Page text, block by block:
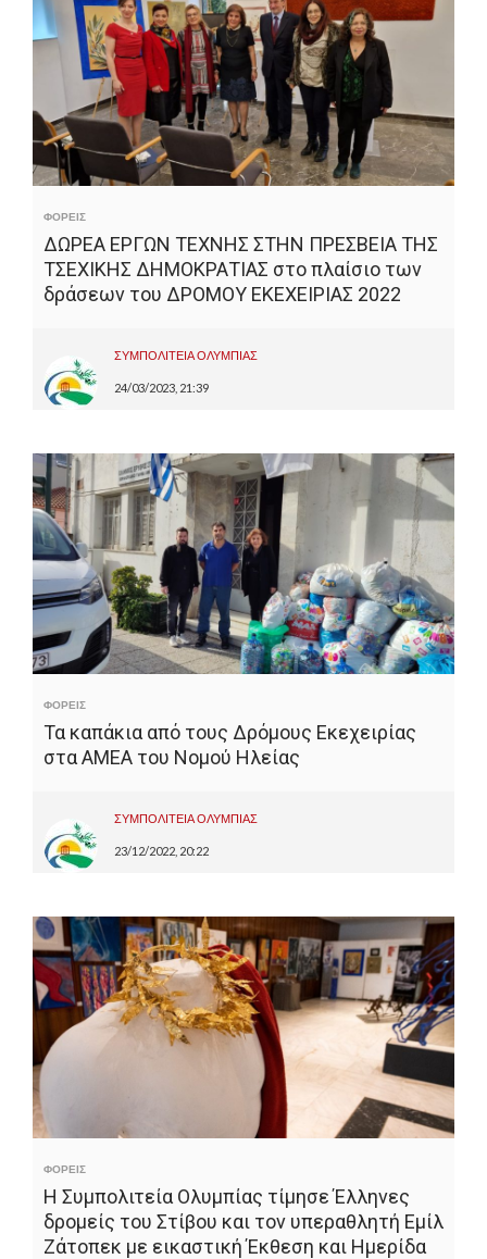
ΦΟΡΕΙΣ
ΔΩΡΕΑ ΕΡΓΩΝ ΤΕΧΝΗΣ ΣΤΗΝ ΠΡΕΣΒΕΙΑ ΤΗΣ
ΤΣΕΧΙΚΗΣ ΔΗΜΟΚΡΑΤΙΑΣ στο πλαίσιο των
δράσεων του ΔΡΟΜΟΥ ΕΚΕΧΕΙΡΙΑΣ 2022
ΣΥΜΠΟΛΙΤΕΙΑ ΟΛΥΜΠΙΑΣ
24/03/2023, 21:39
ΦΟΡΕΙΣ
Τα καπάκια από τους Δρόμους Εκεχειρίας
στα ΑΜΕΑ του Νομού Ηλείας
ΣΥΜΠΟΛΙΤΕΙΑ ΟΛΥΜΠΙΑΣ
23/12/2022, 20:22
ΦΟΡΕΙΣ
Η Συμπολιτεία Ολυμπίας τίμησε Έλληνες
δρομείς του Στίβου και τον υπεραθλητή Εμίλ
Ζάτοπεκ με εικαστική Έκθεση και Ημερίδα